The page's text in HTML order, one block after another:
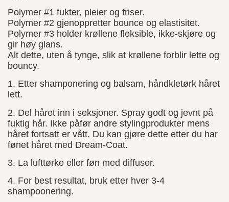
Polymer #1 fukter, pleier og friser.
Polymer #2 gjenoppretter bounce og elastisitet.
Polymer #3 holder krøllene fleksible, ikke-skjøre og
gir høy glans.
Alt dette, uten å tynge, slik at krøllene forblir lette og
bouncy.
1. Etter shamponering og balsam, håndkletørk håret
lett.
2. Del håret inn i seksjoner. Spray godt og jevnt på
fuktig hår. Ikke påfør andre stylingprodukter mens
håret fortsatt er vått. Du kan gjøre dette etter du har
fønet håret med Dream-Coat.
3. La lufttørke eller føn med diffuser.
4. For best resultat, bruk etter hver 3-4
shampoonering.